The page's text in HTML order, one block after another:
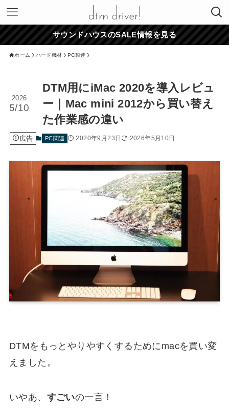
サウンドハウスのSALE情報を見る
ホーム ハード機材 PC関連
DTM用にiMac 2020を導入レビュ
ー｜Mac mini 2012から買い替え
た作業感の違い
2026
5/10
広告 PC関連 2020年9月23日 2026年5月10日
DTMをもっとやりやすくするためにmacを買い変
えました。
いやあ、 すごいの一言！